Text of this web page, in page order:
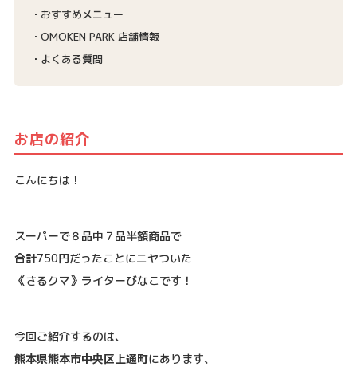
おすすめメニュー
OMOKEN PARK 店舗情報
よくある質問
お店の紹介
こんにちは！
スーパーで８品中７品半額商品で
合計750円だったことにニヤついた
《さるクマ》ライターびなこです！
今回ご紹介するのは、
熊本県熊本市中央区上通町にあります、